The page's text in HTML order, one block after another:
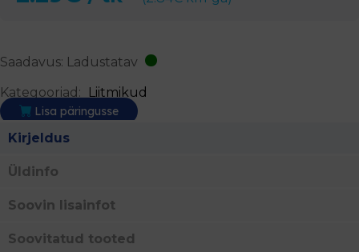
Saadavus: Ladustatav
Kategooriad:
Liitmikud
Lisa päringusse
Kirjeldus
Üldinfo
Soovin lisainfot
Soovitatud tooted